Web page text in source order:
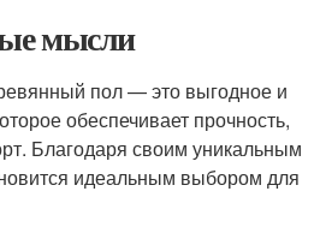
мысли
пол — это выгодное и
обеспечивает прочность,
Благодаря своим уникальным
идеальным выбором для